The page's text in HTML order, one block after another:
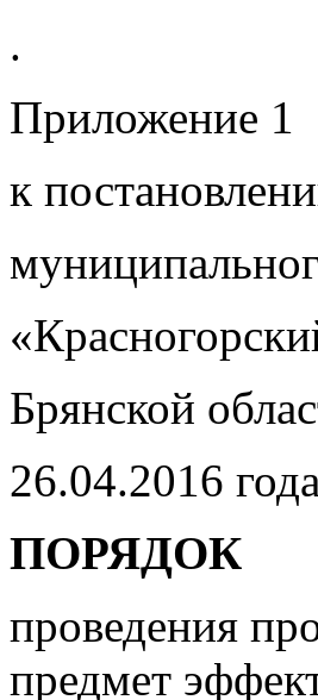
.
Приложение 1
к
Брянской
26.04.2016
ПОРЯДОК
проведения
предмет